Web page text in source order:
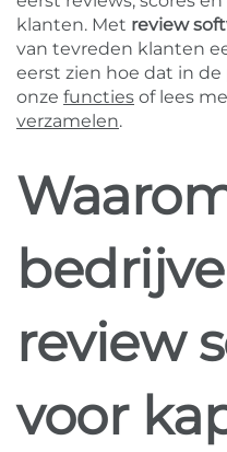
klanten. Met review
van tevreden klanten
eerst zien hoe dat in
onze functies of lees
verzamelen.
review
voor